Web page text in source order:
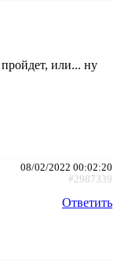
пройдет, или... ну
08/02/2022 00:02:20
#2987339
Ответить